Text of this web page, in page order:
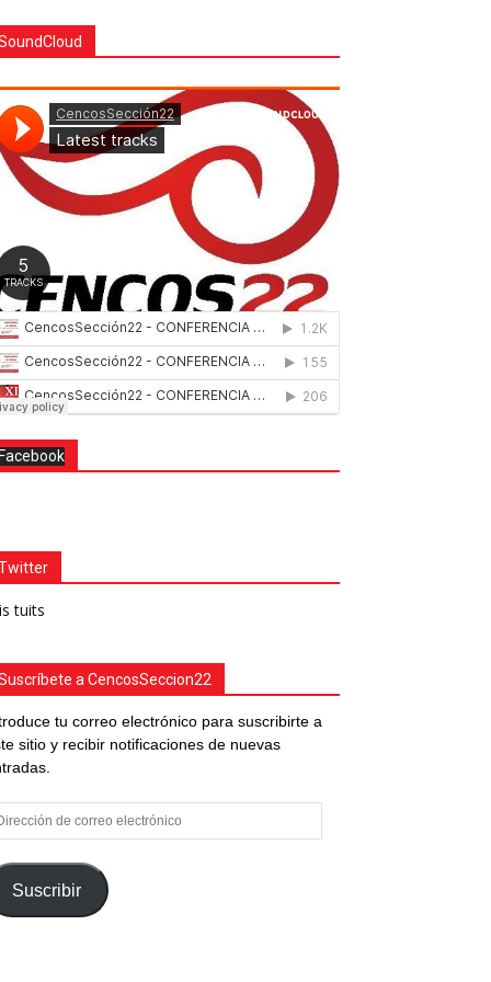
Facebook
tuits
a CencosSeccion22
tu correo electrónico para suscribirte a
sitio y recibir notificaciones de nuevas
Suscribir